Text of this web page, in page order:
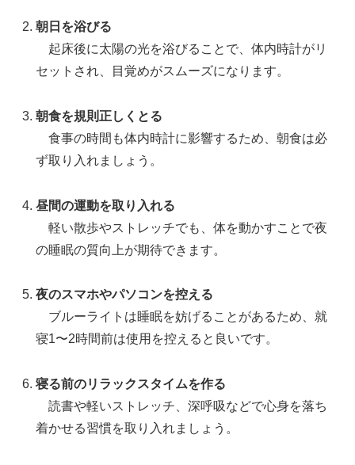
朝日を浴びる
起床後に太陽の光を浴びることで、体内時計がリ
セットされ、目覚めがスムーズになります。
朝食を規則正しくとる
食事の時間も体内時計に影響するため、朝食は必
ず取り入れましょう。
昼間の運動を取り入れる
軽い散歩やストレッチでも、体を動かすことで夜
の睡眠の質向上が期待できます。
夜のスマホやパソコンを控える
ブルーライトは睡眠を妨げることがあるため、就
寝1〜2時間前は使用を控えると良いです。
寝る前のリラックスタイムを作る
読書や軽いストレッチ、深呼吸などで心身を落ち
着かせる習慣を取り入れましょう。